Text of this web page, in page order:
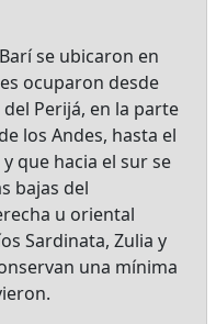
se ubicaron en
ocuparon desde
Perijá, en la parte
los Andes, hasta el
que hacia el sur se
bajas del
u oriental
Sardinata, Zulia y
una mínima